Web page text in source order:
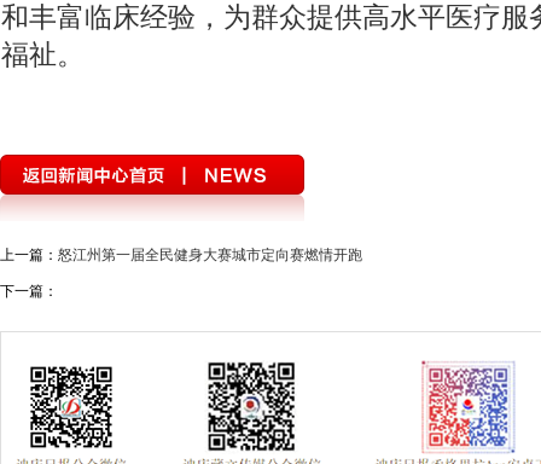
和丰富临床经验，为群众提供高水平医疗服
福祉。
上一篇： 怒江州第一届全民健身大赛城市定向赛燃情开跑
下一篇：